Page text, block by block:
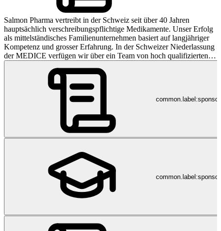
Salmon Pharma vertreibt in der Schweiz seit über 40 Jahren
hauptsächlich verschreibungspflichtige Medikamente. Unser Erfolg
als mittelständisches Familienunternehmen basiert auf langjähriger
Kompetenz und grosser Erfahrung. In der Schweizer Niederlassung
der MEDICE verfügen wir über ein Team von hoch qualifizierten
Fachleuten aus dem Pharmabereich. Salmon Pharma GmbH hat sich
zum Ziel gesetzt, täglich höchste Qualität anzustreben – und unsere
Leidenschaft für das Wohl der Patienten teilen.